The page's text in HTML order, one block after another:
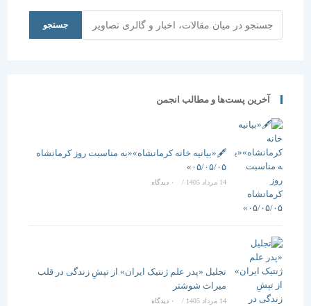
جستجو
آخرین پست‌ها و مطالب انجمن
🖋️«بیانیه خانه کرمانشاه»«به مناسبت روز کرمانشاه
۰۵/۰۵/۰۵»
/ ۰ دیدگاه
تجلیل «پدر علم ژنتیک ایران» از تپشِ زندگی در قلب
میراث شوشتر
14 مرداد 1405 / ۰ دیدگاه